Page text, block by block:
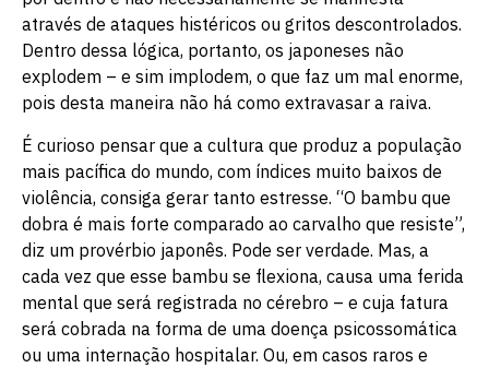
através de ataques histéricos ou gritos descontrolados.
Dentro dessa lógica, portanto, os japoneses não
explodem – e sim implodem, o que faz um mal enorme,
pois desta maneira não há como extravasar a raiva.
É curioso pensar que a cultura que produz a população
mais pacífica do mundo, com índices muito baixos de
violência, consiga gerar tanto estresse. “O bambu que
dobra é mais forte comparado ao carvalho que resiste”,
diz um provérbio japonês. Pode ser verdade. Mas, a
cada vez que esse bambu se flexiona, causa uma ferida
mental que será registrada no cérebro – e cuja fatura
será cobrada na forma de uma doença psicossomática
ou uma internação hospitalar. Ou, em casos raros e